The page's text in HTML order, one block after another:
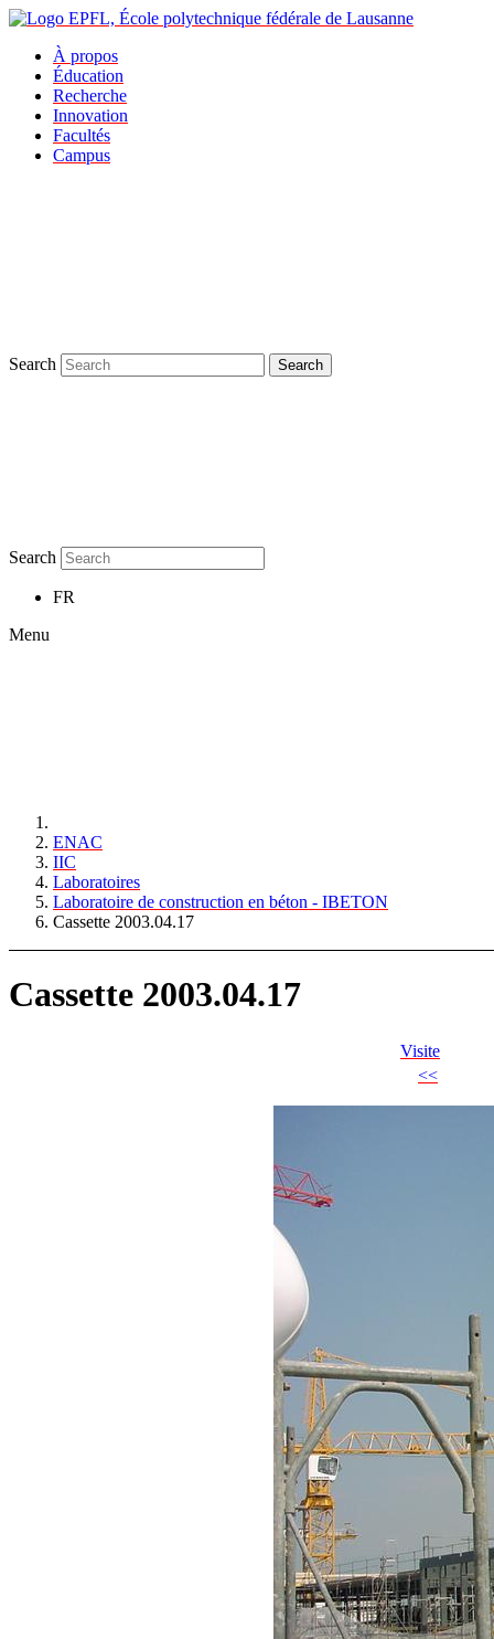
À propos
Éducation
Recherche
Innovation
Facultés
Campus
Search Search
Search
FR
Menu
ENAC
IIC
Laboratoires
Laboratoire de construction en béton - IBETON
Cassette 2003.04.17
Cassette 2003.04.17
Visite
<<